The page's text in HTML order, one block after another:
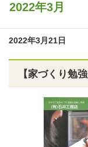
2022年3月
2022年3月21日
【家づくり勉